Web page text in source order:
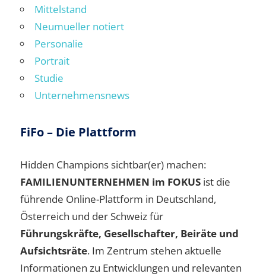
Mittelstand
Neumueller notiert
Personalie
Portrait
Studie
Unternehmensnews
FiFo – Die Plattform
Hidden Champions sichtbar(er) machen:
FAMILIENUNTERNEHMEN im FOKUS ist die
führende Online-Plattform in Deutschland,
Österreich und der Schweiz für
Führungskräfte, Gesellschafter, Beiräte und
Aufsichtsräte. Im Zentrum stehen aktuelle
Informationen zu Entwicklungen und relevanten